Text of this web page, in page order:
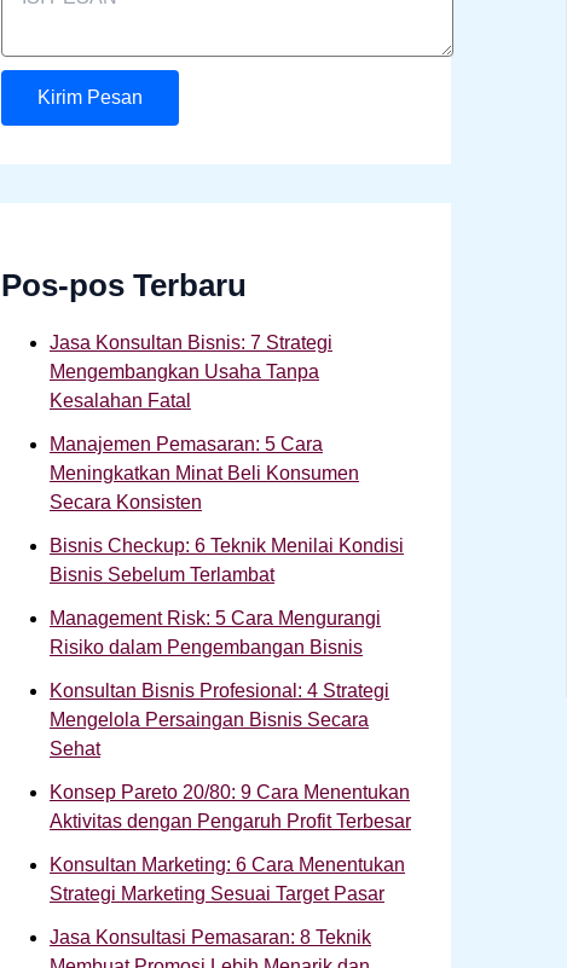
Kirim Pesan
Pos-pos Terbaru
Jasa Konsultan Bisnis: 7 Strategi
Mengembangkan Usaha Tanpa
Kesalahan Fatal
Manajemen Pemasaran: 5 Cara
Meningkatkan Minat Beli Konsumen
Secara Konsisten
Bisnis Checkup: 6 Teknik Menilai Kondisi
Bisnis Sebelum Terlambat
Management Risk: 5 Cara Mengurangi
Risiko dalam Pengembangan Bisnis
Konsultan Bisnis Profesional: 4 Strategi
Mengelola Persaingan Bisnis Secara
Sehat
Konsep Pareto 20/80: 9 Cara Menentukan
Aktivitas dengan Pengaruh Profit Terbesar
Konsultan Marketing: 6 Cara Menentukan
Strategi Marketing Sesuai Target Pasar
Jasa Konsultasi Pemasaran: 8 Teknik